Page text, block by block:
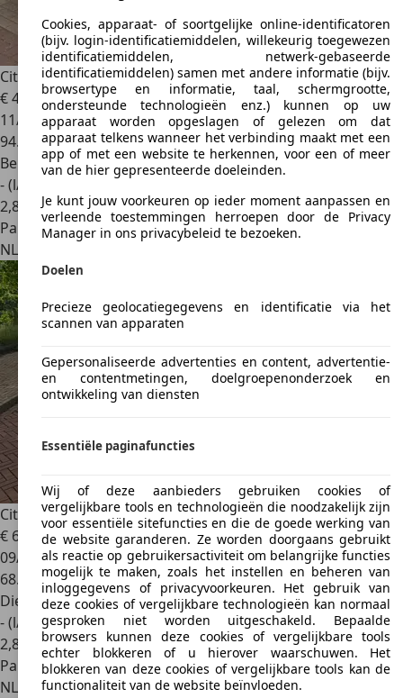
Citroen NemoNemo 1.4
€ 4.500
11/2009
94.000 km
Benzine
- (l/100 km)
2,8
Particulier
NL 4214
Citroen NemoNemo 1.3 HDi 80
€ 6.5001
09/2016
68.682 km
Diesel
- (l/100 km)
2,8
Particulier
NL 8331Steenwijkerland
Cookies, apparaat- of soortgelijke online-identificatoren
(bijv. login-identificatiemiddelen, willekeurig toegewezen
identificatiemiddelen, netwerk-gebaseerde
identificatiemiddelen) samen met andere informatie (bijv.
browsertype en informatie, taal, schermgrootte,
ondersteunde technologieën enz.) kunnen op uw
apparaat worden opgeslagen of gelezen om dat
apparaat telkens wanneer het verbinding maakt met een
app of met een website te herkennen, voor een of meer
van de hier gepresenteerde doeleinden.
Je kunt jouw voorkeuren op ieder moment aanpassen en
verleende toestemmingen herroepen door de Privacy
Manager in ons privacybeleid te bezoeken.
Doelen
Precieze geolocatiegegevens en identificatie via het
scannen van apparaten
Gepersonaliseerde advertenties en content, advertentie-
en contentmetingen, doelgroepenonderzoek en
ontwikkeling van diensten
Essentiële paginafuncties
Wij of deze aanbieders gebruiken cookies of
vergelijkbare tools en technologieën die noodzakelijk zijn
voor essentiële sitefuncties en die de goede werking van
de website garanderen. Ze worden doorgaans gebruikt
als reactie op gebruikersactiviteit om belangrijke functies
mogelijk te maken, zoals het instellen en beheren van
inloggegevens of privacyvoorkeuren. Het gebruik van
deze cookies of vergelijkbare technologieën kan normaal
gesproken niet worden uitgeschakeld. Bepaalde
browsers kunnen deze cookies of vergelijkbare tools
echter blokkeren of u hierover waarschuwen. Het
blokkeren van deze cookies of vergelijkbare tools kan de
functionaliteit van de website beïnvloeden.